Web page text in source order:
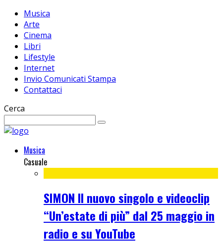
Musica
Arte
Cinema
Libri
Lifestyle
Internet
Invio Comunicati Stampa
Contattaci
Cerca
Musica
Casuale
SIMON Il nuovo singolo e videoclip
“Un’estate di più” dal 25 maggio in
radio e su YouTube